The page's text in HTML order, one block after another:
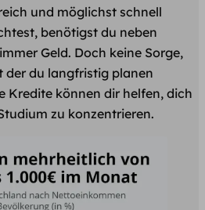
und möglichst schnell
benötigst du neben
Geld. Doch keine Sorge,
der du langfristig planen
Kredite können dir helfen, dich
zu konzentrieren.